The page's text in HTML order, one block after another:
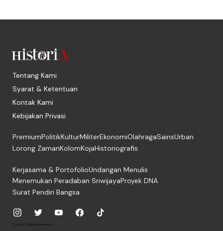
Tentang Kami
Syarat & Ketentuan
Kontak Kami
Kebijakan Privasi
PremiumPolitikKulturMiliterEkonomiOlahragaSainsUrban
Lorong ZamanKolomKojaHistoriografis
Kerjasama & PortofolioUndangan Menulis
Menemukan Peradaban SriwijayaProyek DNA
Surat Pendiri Bangsa
© 2026, PT. Media Digital Historia.